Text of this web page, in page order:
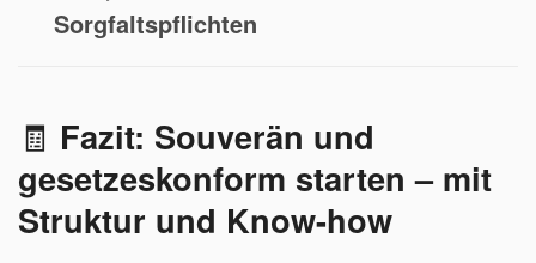
Sorgfaltspflichten
🧾 Fazit: Souverän und
gesetzeskonform starten – mit
Struktur und Know-how